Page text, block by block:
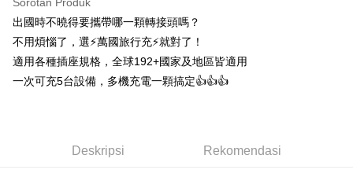
7-11取貨付款
NT$60/pesanan | Penghantaran percuma untuk pesanan
NT$598 atau lebih
付款後7-11取貨
出國時不曉得要攜帶哪一顆轉接頭嗎？
不用煩惱了，選⚡萬國旅行充⚡就對了！
適用各種插座規格，全球192+國家及地區皆適用
一次可充5台設備，多機充電一顆搞定👍👍👍
Deskripsi Rekomendasi